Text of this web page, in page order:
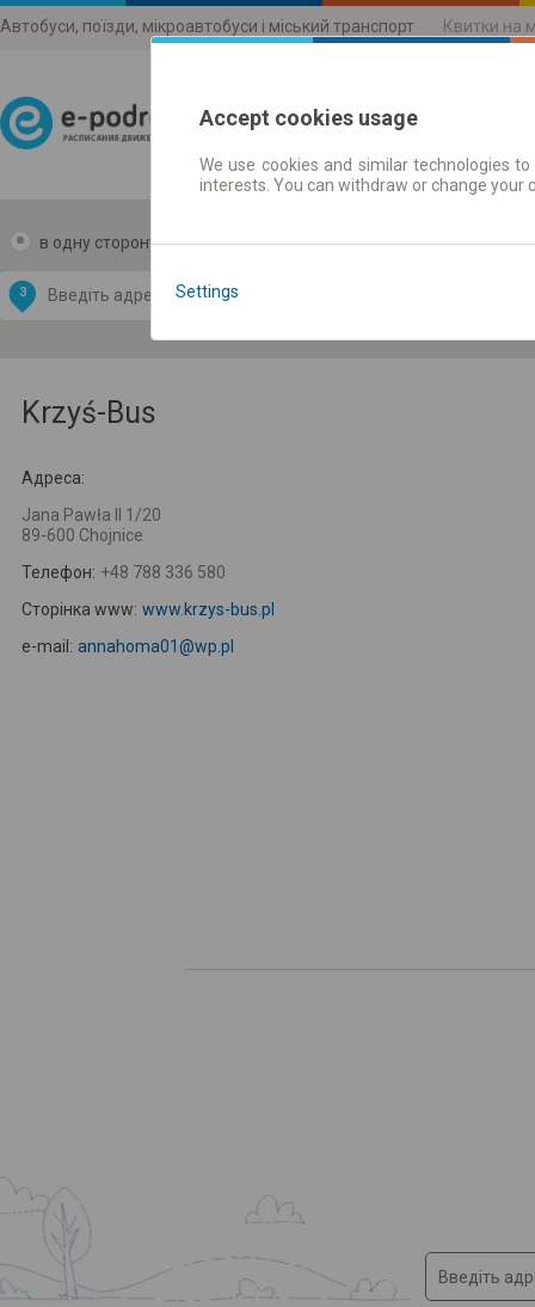
Автобуси, поїзди, мікроавтобуси і міський транспорт Квитки на
Розклади руху
в одну сторону в дві сторони
З
by
OpenStreetMap
Krzyś-Bus
Адреса:
Jana Pawła II 1/20
89-600 Chojnice
Телефон: +48 788 336 580
Сторінка www: www.krzys-bus.pl
e-mail: annahoma01@wp.pl
Accept cookies usage
We use cookies and similar technologies
interests. You can withdraw or change
Settings